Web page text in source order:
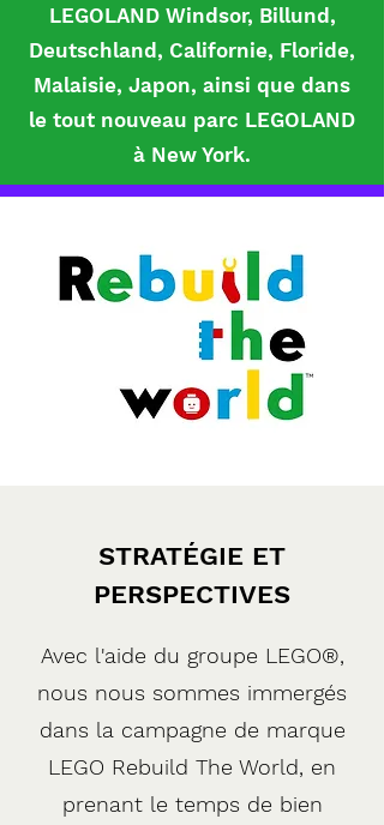
LEGOLAND Windsor, Billund,
Deutschland, Californie, Floride,
Malaisie, Japon, ainsi que dans
le tout nouveau parc LEGOLAND
à New York.
STRATÉGIE ET
PERSPECTIVES
Avec l'aide du groupe LEGO®,
nous nous sommes immergés
dans la campagne de marque
LEGO Rebuild The World, en
prenant le temps de bien